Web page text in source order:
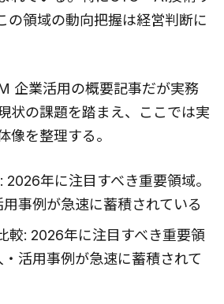
の領域の動向把握は経営判断に
企業活用の概要記事だが実務
状の課題を踏まえ、ここでは実
像を整理する。
年に注目すべき重要領域。
事例が急速に蓄積されている
較: 2026年に注目すべき重要領
活用事例が急速に蓄積されて